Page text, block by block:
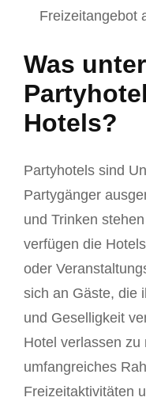
Freizeitangebot
Was
Hotels?
Partyhotels sind
Partygänger
und Trinken
verfügen die
oder
sich an Gäste, die
und Geselligkeit
Hotel verlassen zu
umfangreiches
Freizeitaktivitäten